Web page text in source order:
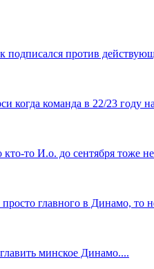
подписался против
команда в 22/23 году
то И.о. до сентября тоже
главного в Динамо, то
минское Динамо....